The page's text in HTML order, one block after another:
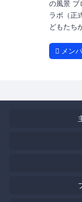
の風景 ブ
ラボ（正
どもたち
メン